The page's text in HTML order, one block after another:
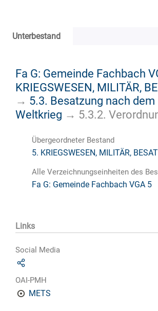
Unterbestand
Fa G: Gemeinde Fachbach
KRIEGSWESEN, MILITÄR,
→ 5.3. Besatzung nach dem
Weltkrieg → 5.3.2.
Übergeordneter Bestand
5. KRIEGSWESEN, MILITÄR,
Alle Verzeichnungseinheiten des
Fa G: Gemeinde Fachbach VGA 5
Links
Social Media
OAI-PMH
METS